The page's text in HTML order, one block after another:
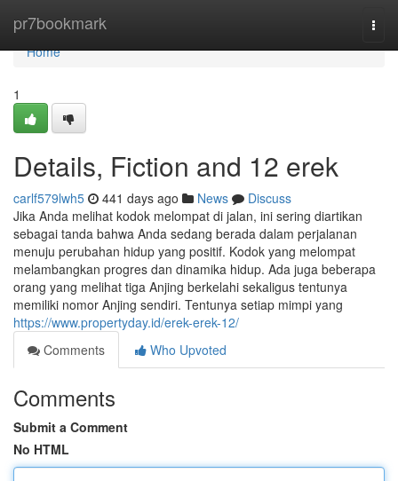
pr7bookmark
Home
Home
1
Details, Fiction and 12 erek
carlf579lwh5 441 days ago News
Discuss
Jika Anda melihat kodok melompat di jalan, ini sering diartikan
sebagai tanda bahwa Anda sedang berada dalam perjalanan
menuju perubahan hidup yang positif. Kodok yang melompat
melambangkan progres dan dinamika hidup. Ada juga beberapa
orang yang melihat tiga Anjing berkelahi sekaligus tentunya
memiliki nomor Anjing sendiri. Tentunya setiap mimpi yang
https://www.propertyday.id/erek-erek-12/
Comments
Who Upvoted
Comments
Submit a Comment
No HTML